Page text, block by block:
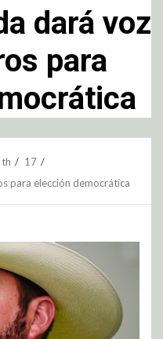
dará voz
para
th
17
para elección democrática